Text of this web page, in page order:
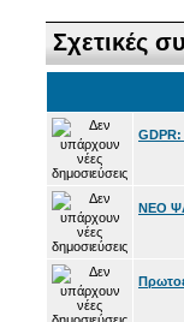
Σχετικές
NEO